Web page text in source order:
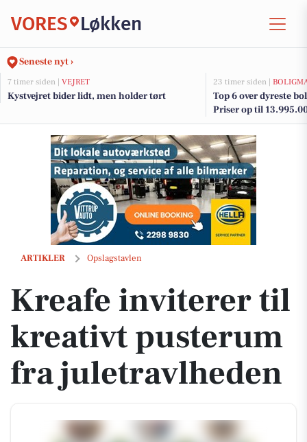
VORES Løkken
Seneste nyt ›
7 timer siden | VEJRET
Kystvejret bider lidt, men holder tørt
23 timer siden |
Top 6 over dyreste
Priser op til
ARTIKLER Opslagstavlen
Kreafe inviterer til kreativt pusterum fra juletravlheden
Kreafe inviterer til
kreativt pusterum
fra juletravlheden